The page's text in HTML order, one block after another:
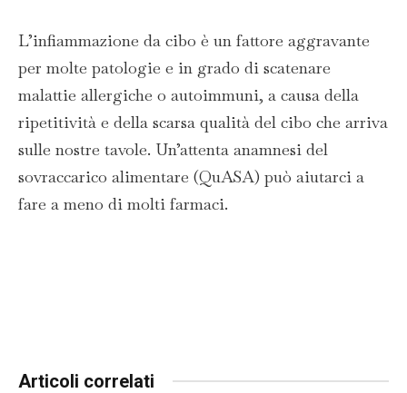
L’infiammazione da cibo è un fattore aggravante
per molte patologie e in grado di scatenare
malattie allergiche o autoimmuni, a causa della
ripetitività e della scarsa qualità del cibo che arriva
sulle nostre tavole. Un’attenta anamnesi del
sovraccarico alimentare (QuASA) può aiutarci a
fare a meno di molti farmaci.
Articoli correlati